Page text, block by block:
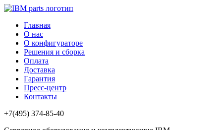
Главная
О нас
О конфигураторе
Решения и сборка
Оплата
Доставка
Гарантия
Пресс-центр
Контакты
+7(495) 374-85-40